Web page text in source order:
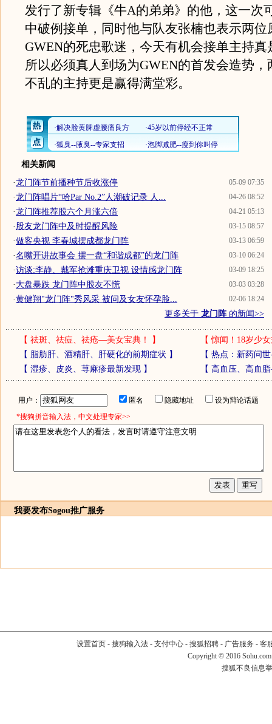
发行了新专辑《牛A的弟弟》的他，这一次
中破例接单，同时他与队友张楠也表示两位
GWEN的死忠歌迷，今天有机会接单主持真
所以必须真人到场为GWEN的首发会造势，
不乱的主持更是赢得满堂彩。
相关新闻
05-09 07:35
·龙门阵节前播种节后收涨停
04-26 08:52
·龙门阵唱片“哈Par No.2”人潮破记录 人...
04-21 05:13
·龙门阵推荐股六个月涨六倍
03-15 08:57
·股友龙门阵中及时提醒风险
03-13 06:59
·做客央视 李春城摆成都龙门阵
03-10 06:24
·名嘴开讲故事会 摆一盘“和谐成都”的龙门阵
03-09 18:25
·访谈:李静、戴军抢滩重庆卫视 设情感龙门阵
03-03 03:28
·大盘暴跌 龙门阵中股友不慌
02-06 18:24
·黄健翔"龙门阵"秀风采 被问及女友怀孕脸...
更多关于 龙门阵的新闻>>
【 祛斑、祛痘、祛疮—美女宝典！ 】 【惊闻！18岁少
【 脂肪肝、酒精肝、肝硬化的前期症状 】 【 热点：新药问
【 湿疹、皮炎、荨麻疹最新发现】 【 高血压、高血
用户： 匿名 隐藏地址
设为辩论话题
*搜狗拼音输入法，中文处理专家>>
我要发布Sogou推广服务
设置首页- 搜狗输入法- 支付中心- 搜狐招聘- 广告服务 - 客
Copyright © 2016
搜狐不良信息